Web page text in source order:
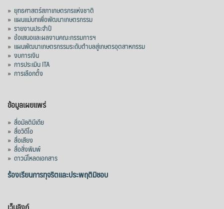
» ยุทธศาสตร์สภาเกษตรกรแห่งชาติ
» แผนแม่บทเพื่อพัฒนาเกษตรกรรม
» รายงานประจำปี
» ข้อเสนอและผลงานคณะกรรมการฯ
» แผนพัฒนาเกษตรกรรมระดับตำบลสู่เกษตรอุตสาหกรรม
» งบการเงิน
» การประเมิน ITA
» การเลือกตั้ง
ข้อมูลเผยแพร่
» สื่อมัลติมีเดีย
» สื่อวิดีโอ
» สื่อเสียง
» สื่อสิ่งพิมพ์
» ดาวน์โหลดเอกสาร
ร้องเรียนการทุจริตและประพฤติมิชอบ